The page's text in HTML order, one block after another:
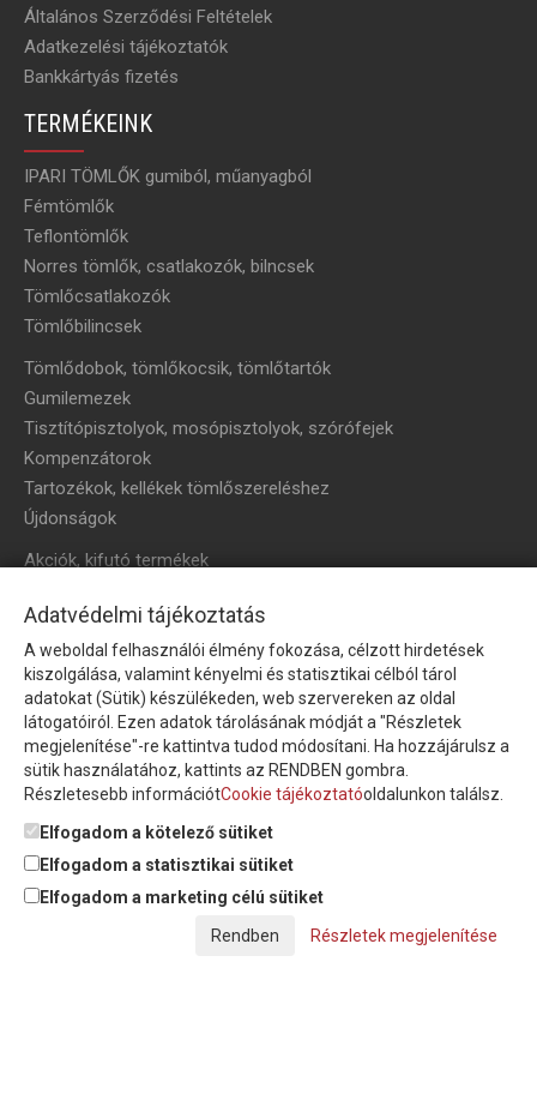
Általános Szerződési Feltételek
Adatkezelési tájékoztatók
Bankkártyás fizetés
TERMÉKEINK
IPARI TÖMLŐK gumiból, műanyagból
Fémtömlők
Teflontömlők
Norres tömlők, csatlakozók, bilncsek
Tömlőcsatlakozók
Tömlőbilincsek
Tömlődobok, tömlőkocsik, tömlőtartók
Gumilemezek
Tisztítópisztolyok, mosópisztolyok, szórófejek
Kompenzátorok
Tartozékok, kellékek tömlőszereléshez
Újdonságok
Akciók, kifutó termékek
HÍRLEVÉL
Íratkozzon fel hírlevelünkre!
Feliratkozom a hírlevélre és nyilatkozom, hogy azadatkezelési
tájékoztatót elolvastam, megismertem és elfogadom.
© Copyright Triász-Tömlő Kft. | Minden jog fenntartva!
Adatvédelmi tájékoztatás
A weboldal felhasználói élmény fokozása, célzott hirdetések
kiszolgálása, valamint kényelmi és statisztikai célból tárol
adatokat (Sütik) készülékeden, web szervereken az oldal
látogatóiról. Ezen adatok tárolásának módját a "Részletek
megjelenítése"-re kattintva tudod módosítani. Ha hozzájárulsz a
sütik használatához, kattints az RENDBEN gombra.
Részletesebb információtCookie tájékoztatóoldalunkon találsz.
Elfogadom a kötelező sütiket
Elfogadom a statisztikai sütiket
Elfogadom a marketing célú sütiket
Részletek megjelenítése